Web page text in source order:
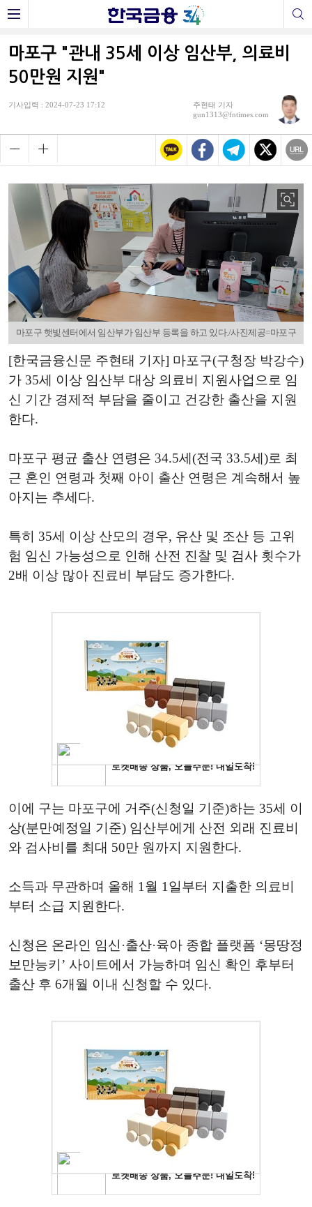
마포구 "관내 35세 이상 임산부, 의료비
50만원 지원"
기사입력 : 2024-07-23 17:12
주현태 기자
gun1313@fntimes.com
마포구 햇빛센터에서 임산부가 임산부 등록을 하고 있다./사진제공=마포구
[한국금융신문 주현태 기자] 마포구(구청장 박강수)
가 35세 이상 임산부 대상 의료비 지원사업으로 임
신 기간 경제적 부담을 줄이고 건강한 출산을 지원
한다.
마포구 평균 출산 연령은 34.5세(전국 33.5세)로 최
근 혼인 연령과 첫째 아이 출산 연령은 계속해서 높
아지는 추세다.
특히 35세 이상 산모의 경우, 유산 및 조산 등 고위
험 임신 가능성으로 인해 산전 진찰 및 검사 횟수가
2배 이상 많아 진료비 부담도 증가한다.
이에 구는 마포구에 거주(신청일 기준)하는 35세 이
상(분만예정일 기준) 임산부에게 산전 외래 진료비
와 검사비를 최대 50만 원까지 지원한다.
소득과 무관하며 올해 1월 1일부터 지출한 의료비
부터 소급 지원한다.
신청은 온라인 임신·출산·육아 종합 플랫폼 ‘몽땅정
보만능키’ 사이트에서 가능하며 임신 확인 후부터
출산 후 6개월 이내 신청할 수 있다.